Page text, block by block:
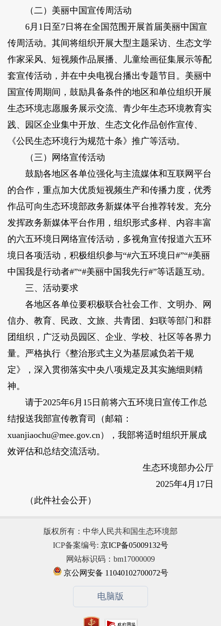
（二）美丽中国宣传周活动
6月1日至7日将在全国范围开展首届美丽中国宣
传周活动。其间将组织开展大型主题采访、生态文学
作家采风、短视频作品展播、儿童绘画征集展示等配
套宣传活动，并在中央电视台播出专题节目。美丽中
国宣传周期间，鼓励具备条件的地区和单位组织开展
生态环境志愿服务展示交流、青少年生态环境教育实
践、园区企业集中开放、生态文化作品创作宣传、
《公民生态环境行为规范十条》推广等活动。
（三）网络宣传活动
鼓励各地区各单位强化与主流媒体和互联网平台
的合作，重点加大优质短视频生产和传播力度，优秀
作品可向生态环境部政务新媒体平台推荐转发。充分
发挥政务新媒体平台作用，组织形式多样、内容丰富
的六五环境日网络宣传活动，多视角宣传报道六五环
境日各项活动，积极组织参与“#六五环境日#”“#美丽
中国我是行动者#”“#美丽中国我先行#”等话题互动。
三、活动要求
各地区各单位要积极联合社会工作、文明办、网
信办、教育、民政、文旅、共青团、妇联等部门和群
团组织，广泛动员园区、企业、学校、社区等各界力
量。严格执行《整治形式主义为基层减负若干规
定》，深入贯彻落实中央八项规定及其实施细则精
神。
请于2025年6月15日前将六五环境日宣传工作总
结报送我部宣传教育司（邮箱：
xuanjiaochu@mee.gov.cn），我部将适时组织开展成
效评估和总结交流活动。
生态环境部办公厅
2025年4月17日
（此件社会公开）
版权所有：中华人民共和国生态环境部
ICP备案编号: 京ICP备05009132号
网站标识码：bm17000009
京公网安备 11040102700072号
电脑版